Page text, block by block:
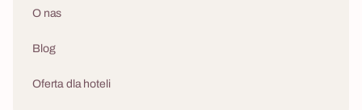
O nas
Blog
Oferta dla hoteli